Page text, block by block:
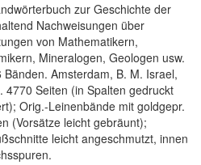
zur Geschichte der
Nachweisungen über
von Mathematikern,
Mineralogen, Geologen usw.
Amsterdam, B. M. Israel,
4770 Seiten (in Spalten gedruckt
Orig.-Leinenbände mit goldgepr.
(Vorsätze leicht gebräunt);
leicht angeschmutzt, innen